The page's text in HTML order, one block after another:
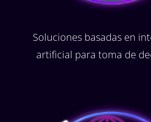
Soluciones basadas en
artificial para toma de